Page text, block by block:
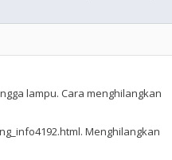
lampu. Cara menghilangkan
Menghilangkan